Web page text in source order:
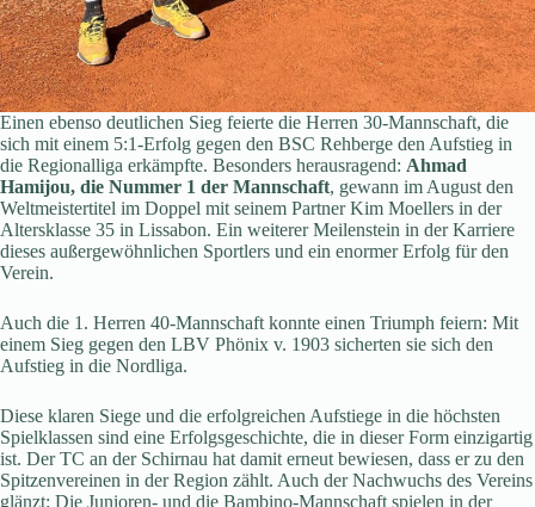
Einen ebenso deutlichen Sieg feierte die Herren 30-Mannschaft, die
sich mit einem 5:1-Erfolg gegen den BSC Rehberge den Aufstieg in
die Regionalliga erkämpfte. Besonders herausragend: Ahmad
Hamijou, die Nummer 1 der Mannschaft, gewann im August den
Weltmeistertitel im Doppel mit seinem Partner Kim Moellers in der
Altersklasse 35 in Lissabon. Ein weiterer Meilenstein in der Karriere
dieses außergewöhnlichen Sportlers und ein enormer Erfolg für den
Verein.
Auch die 1. Herren 40-Mannschaft konnte einen Triumph feiern: Mit
einem Sieg gegen den LBV Phönix v. 1903 sicherten sie sich den
Aufstieg in die Nordliga.
Diese klaren Siege und die erfolgreichen Aufstiege in die höchsten
Spielklassen sind eine Erfolgsgeschichte, die in dieser Form einzigartig
ist. Der TC an der Schirnau hat damit erneut bewiesen, dass er zu den
Spitzenvereinen in der Region zählt. Auch der Nachwuchs des Vereins
glänzt: Die Junioren- und die Bambino-Mannschaft spielen in der